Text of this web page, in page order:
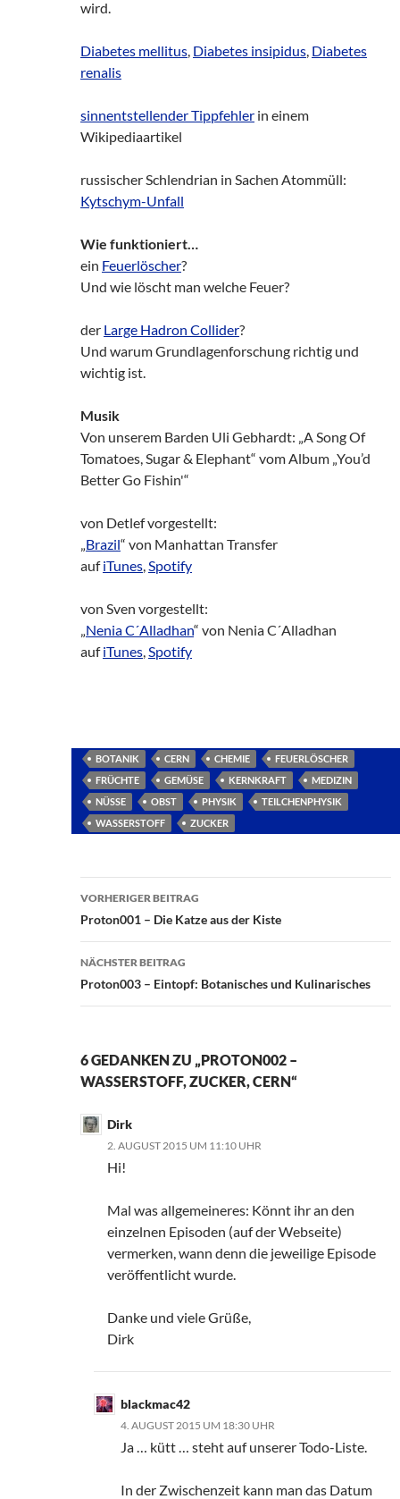
wird.
Diabetes mellitus, Diabetes insipidus, Diabetes
renalis
sinnentstellender Tippfehler in einem
Wikipediaartikel
russischer Schlendrian in Sachen Atommüll:
Kytschym-Unfall
Wie funktioniert…
ein Feuerlöscher?
Und wie löscht man welche Feuer?
der Large Hadron Collider?
Und warum Grundlagenforschung richtig und
wichtig ist.
Musik
Von unserem Barden Uli Gebhardt: „A Song Of
Tomatoes, Sugar & Elephant“ vom Album „You’d
Better Go Fishin'“
von Detlef vorgestellt:
„Brazil“ von Manhattan Transfer
aufiTunes,Spotify
von Sven vorgestellt:
„Nenia C´Alladhan“ von Nenia C´Alladhan
aufiTunes,Spotify
BOTANIK CERN CHEMIE
FEUERLÖSCHER
FRÜCHTE
GEMÜSE KERNKRAFT
MEDIZIN
NÜSSE
OBST PHYSIK
TEILCHENPHYSIK
WASSERSTOFF
ZUCKER
Beitragsnavigation
VORHERIGER BEITRAG
Proton001 – Die Katze aus der Kiste
NÄCHSTER BEITRAG
Proton003 – Eintopf: Botanisches und Kulinarisches
6 GEDANKEN ZU „PROTON002 –
WASSERSTOFF, ZUCKER, CERN“
Dirk
2. AUGUST 2015 UM 11:10 UHR
Hi!
Mal was allgemeineres: Könnt ihr an den
einzelnen Episoden (auf der Webseite)
vermerken, wann denn die jeweilige Episode
veröffentlicht wurde.
Danke und viele Grüße,
Dirk
blackmac42
4. AUGUST 2015 UM 18:30 UHR
Ja … kütt … steht auf unserer Todo-Liste.
In der Zwischenzeit kann man das Datum